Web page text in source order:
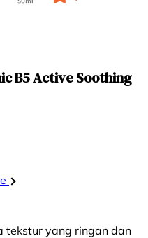
B5 Active Soothing
tekstur yang ringan dan